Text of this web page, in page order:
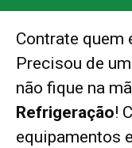
Contrate quem
Precisou de
não fique na
Refrigeração!
equipamentos